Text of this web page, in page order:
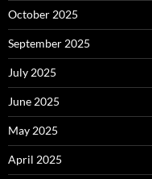
October 2025
September 2025
July 2025
June 2025
May 2025
April 2025